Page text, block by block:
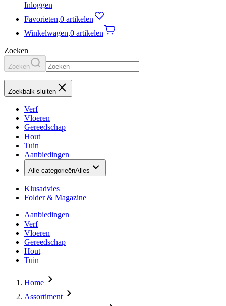
Inloggen
Favorieten,0 artikelen
Winkelwagen,0 artikelen
Zoeken
Zoeken
Zoekbalk sluiten
Verf
Vloeren
Gereedschap
Hout
Tuin
Aanbiedingen
Alle categorieënAlles
Klusadvies
Folder & Magazine
Aanbiedingen
Verf
Vloeren
Gereedschap
Hout
Tuin
Home
Assortiment